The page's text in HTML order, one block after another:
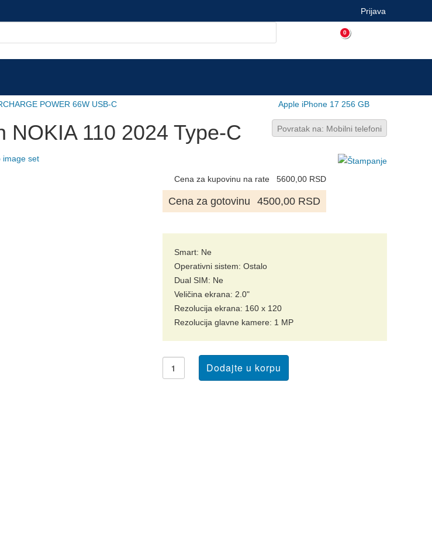
Prijava
0
POWER 66W USB-C Apple iPhone 17 256 GB
Povratak na: Mobilni telefoni
NOKIA 110 2024 Type-C
Cena za kupovinu na rate 5600,00 RSD
Cena za gotovinu 4500,00 RSD
Smart: Ne
Operativni sistem: Ostalo
Dual SIM: Ne
Veličina ekrana: 2.0"
Rezolucija ekrana: 160 x 120
Rezolucija glavne kamere: 1 MP